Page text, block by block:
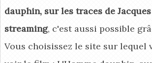
dauphin, sur les traces de
streaming, c'est aussi possible
Vous choisissez le site sur lequel